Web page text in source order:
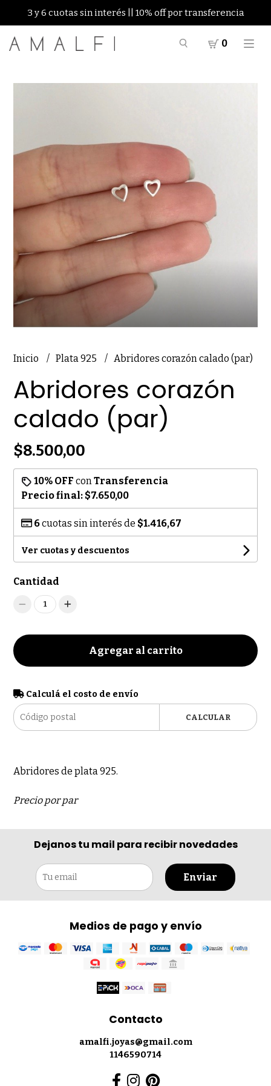
3 y 6 cuotas sin interés || 10% off por transferencia
0
Inicio Plata 925 Abridores corazón calado (par)
Abridores corazón
calado (par)
$8.500,00
10% OFF conTransferencia
Precio final: $7.650,00
6cuotas sin interés de $1.416,67
Ver cuotas y descuentos
Cantidad
1
Agregar al carrito
Calculá el costo de envío
CALCULAR
Abridores de plata 925.
Precio por par
Dejanos tu mail para recibir novedades
Enviar
Medios de pago y envío
Contacto
amalfi.joyas@gmail.com
1146590714